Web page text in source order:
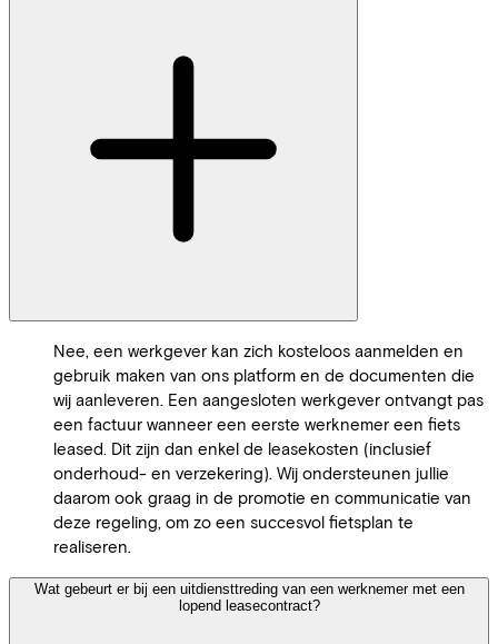
Nee, een werkgever kan zich kosteloos aanmelden en
gebruik maken van ons platform en de documenten die
wij aanleveren. Een aangesloten werkgever ontvangt pas
een factuur wanneer een eerste werknemer een fiets
leased. Dit zijn dan enkel de leasekosten (inclusief
onderhoud- en verzekering). Wij ondersteunen jullie
daarom ook graag in de promotie en communicatie van
deze regeling, om zo een succesvol fietsplan te
realiseren.
Wat gebeurt er bij een uitdiensttreding van een werknemer met een
lopend leasecontract?